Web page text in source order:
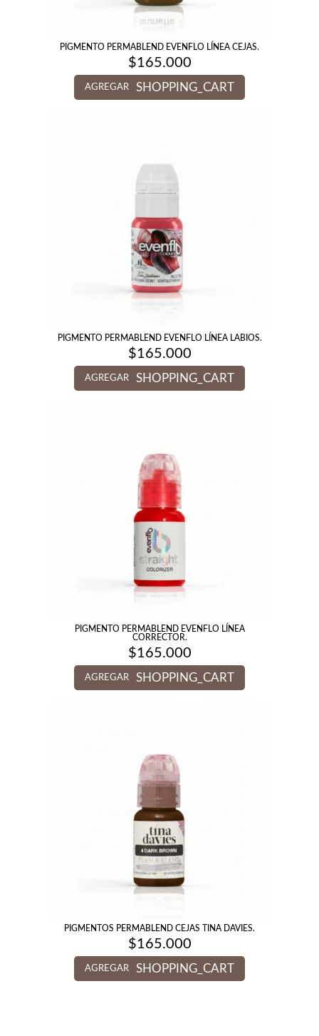
PIGMENTO PERMABLEND EVENFLO LÍNEA CEJAS.
$165.000
AGREGAR SHOPPING_CART
PIGMENTO PERMABLEND EVENFLO LÍNEA LABIOS.
$165.000
AGREGAR SHOPPING_CART
PIGMENTO PERMABLEND EVENFLO LÍNEA
CORRECTOR.
$165.000
AGREGAR SHOPPING_CART
PIGMENTOS PERMABLEND CEJAS TINA DAVIES.
$165.000
AGREGAR SHOPPING_CART